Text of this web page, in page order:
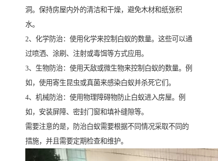
洞。保持房屋内外的清洁和干燥，避免木材和纸张积
水。
2、化学防治：使用化学来控制白蚁的数量。这些可以通
过喷洒、涂刷、注射或毒饵等方式应用。
3、生物防治：使用天敌或微生物来控制白蚁的数量。例
如，使用寄生昆虫或真菌来感染白蚁并杀死它们。
4、机械防治：使用物理障碍物防止白蚁进入房屋。例
如，安装屏障、密封门窗和填补缝隙等。
需要注意的是，防治白蚁需要根据不同情况采取不同的
措施，并且需要定期检查和维护。